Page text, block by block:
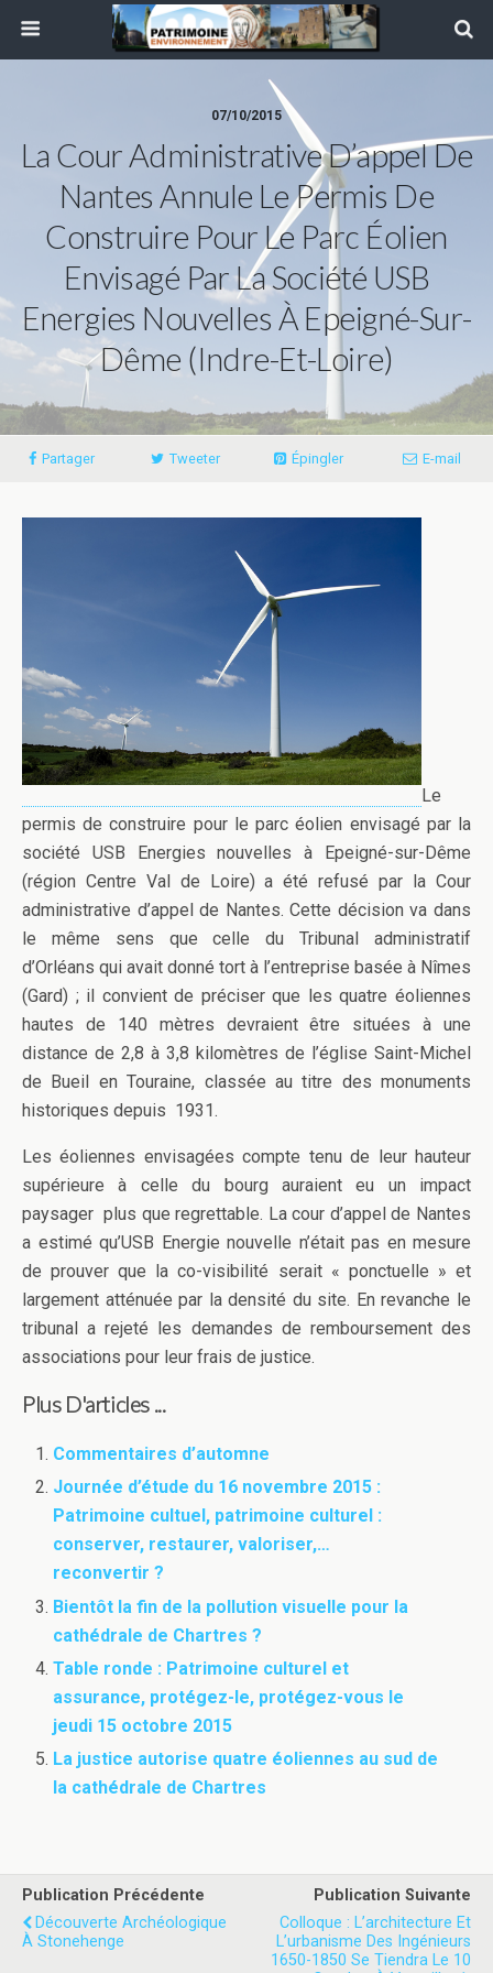
07/10/2015
La Cour Administrative D’appel De
Nantes Annule Le Permis De
Construire Pour Le Parc Éolien
Envisagé Par La Société USB
Energies Nouvelles À Epeigné-Sur-
Dême (Indre-Et-Loire)
Partager Tweeter Épingler E-mail
Le
permis de construire pour le parc éolien envisagé par la
société USB Energies nouvelles à Epeigné-sur-Dême
(région Centre Val de Loire) a été refusé par la Cour
administrative d’appel de Nantes. Cette décision va dans
le même sens que celle du Tribunal administratif
d’Orléans qui avait donné tort à l’entreprise basée à Nîmes
(Gard) ; il convient de préciser que les quatre éoliennes
hautes de 140 mètres devraient être situées à une
distance de 2,8 à 3,8 kilomètres de l’église Saint-Michel
de Bueil en Touraine, classée au titre des monuments
historiques depuis 1931.
Les éoliennes envisagées compte tenu de leur hauteur
supérieure à celle du bourg auraient eu un impact
paysager plus que regrettable. La cour d’appel de Nantes
a estimé qu’USB Energie nouvelle n’était pas en mesure
de prouver que la co-visibilité serait « ponctuelle » et
largement atténuée par la densité du site. En revanche le
tribunal a rejeté les demandes de remboursement des
associations pour leur frais de justice.
Plus D'articles ...
Commentaires d’automne
Journée d’étude du 16 novembre 2015 :
Patrimoine cultuel, patrimoine culturel :
conserver, restaurer, valoriser,…
reconvertir ?
Bientôt la fin de la pollution visuelle pour la
cathédrale de Chartres ?
Table ronde : Patrimoine culturel et
assurance, protégez-le, protégez-vous le
jeudi 15 octobre 2015
La justice autorise quatre éoliennes au sud de
la cathédrale de Chartres
Publication Précédente
Découverte Archéologique
À Stonehenge
Publication Suivante
Colloque : L’architecture Et
L’urbanisme Des Ingénieurs
1650-1850 Se Tiendra Le 10